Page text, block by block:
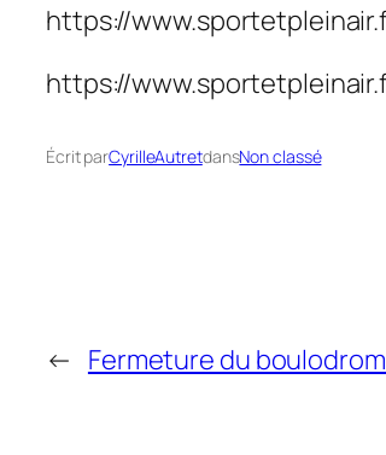
https://
https://
Écrit parCyrilleAutretdansNon classé
← Fermeture du